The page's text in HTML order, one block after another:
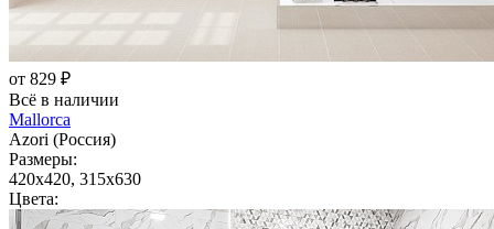
от 829 ₽
Всё в наличии
Mallorca
Azori (Россия)
Размеры:
420x420, 315x630
Цвета: